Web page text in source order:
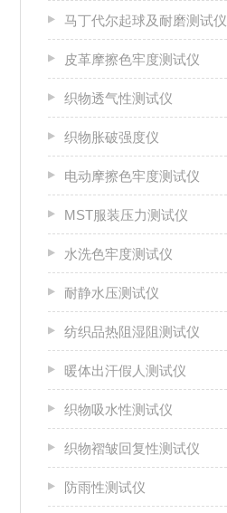
马丁代尔起球及耐磨测试仪
皮革摩擦色牢度测试仪
织物透气性测试仪
织物胀破强度仪
电动摩擦色牢度测试仪
MST服装压力测试仪
水洗色牢度测试仪
耐静水压测试仪
纺织品热阻湿阻测试仪
暖体出汗假人测试仪
织物吸水性测试仪
织物褶皱回复性测试仪
防雨性测试仪